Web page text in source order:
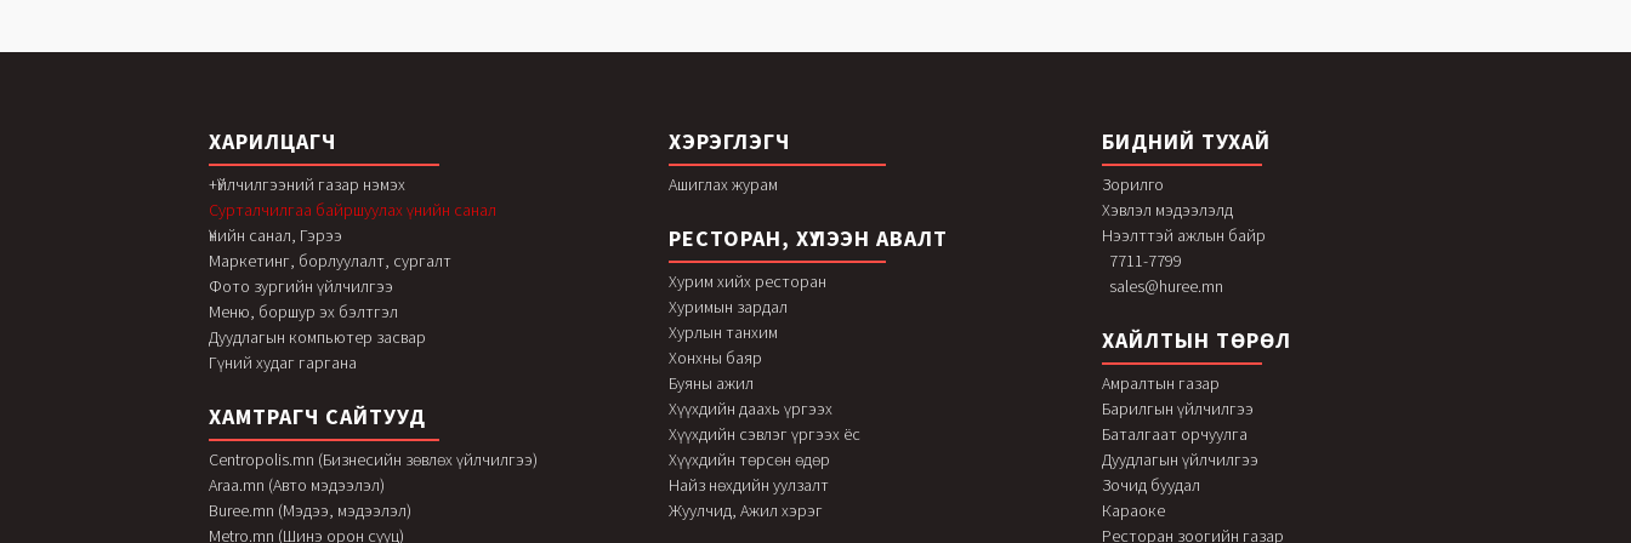
ХАРИЛЦАГЧ
+Үйлчилгээний газар нэмэх
Сурталчилгаа байршуулах үнийн санал
Үнийн санал, Гэрээ
Маркетинг, борлуулалт, сургалт
Фото зургийн үйлчилгээ
Меню, боршур эх бэлтгэл
Дуудлагын компьютер засвар
Гүний худаг гаргана
ХАМТРАГЧ САЙТУУД
Centropolis.mn (Бизнесийн зөвлөх үйлчилгээ)
Araa.mn (Авто мэдээлэл)
Buree.mn (Мэдээ, мэдээлэл)
Metro.mn (Шинэ орон сууц)
ХЭРЭГЛЭГЧ
Ашиглах журам
РЕСТОРАН, ХҮЛЭЭН АВАЛТ
Хурим хийх ресторан
Хуримын зардал
Хурлын танхим
Хонхны баяр
Буяны ажил
Хүүхдийн даахь үргээх
Хүүхдийн сэвлэг үргээх ёс
Хүүхдийн төрсөн өдөр
Найз нөхдийн уулзалт
Жуулчид, Ажил хэрэг
БИДНИЙ ТУХАЙ
Зорилго
Хэвлэл мэдээлэлд
Нээлттэй ажлын байр
7711-7799
sales@huree.mn
ХАЙЛТЫН ТӨРӨЛ
Амралтын газар
Барилгын үйлчилгээ
Баталгаат орчуулга
Дуудлагын үйлчилгээ
Зочид буудал
Караоке
Ресторан зоогийн газар